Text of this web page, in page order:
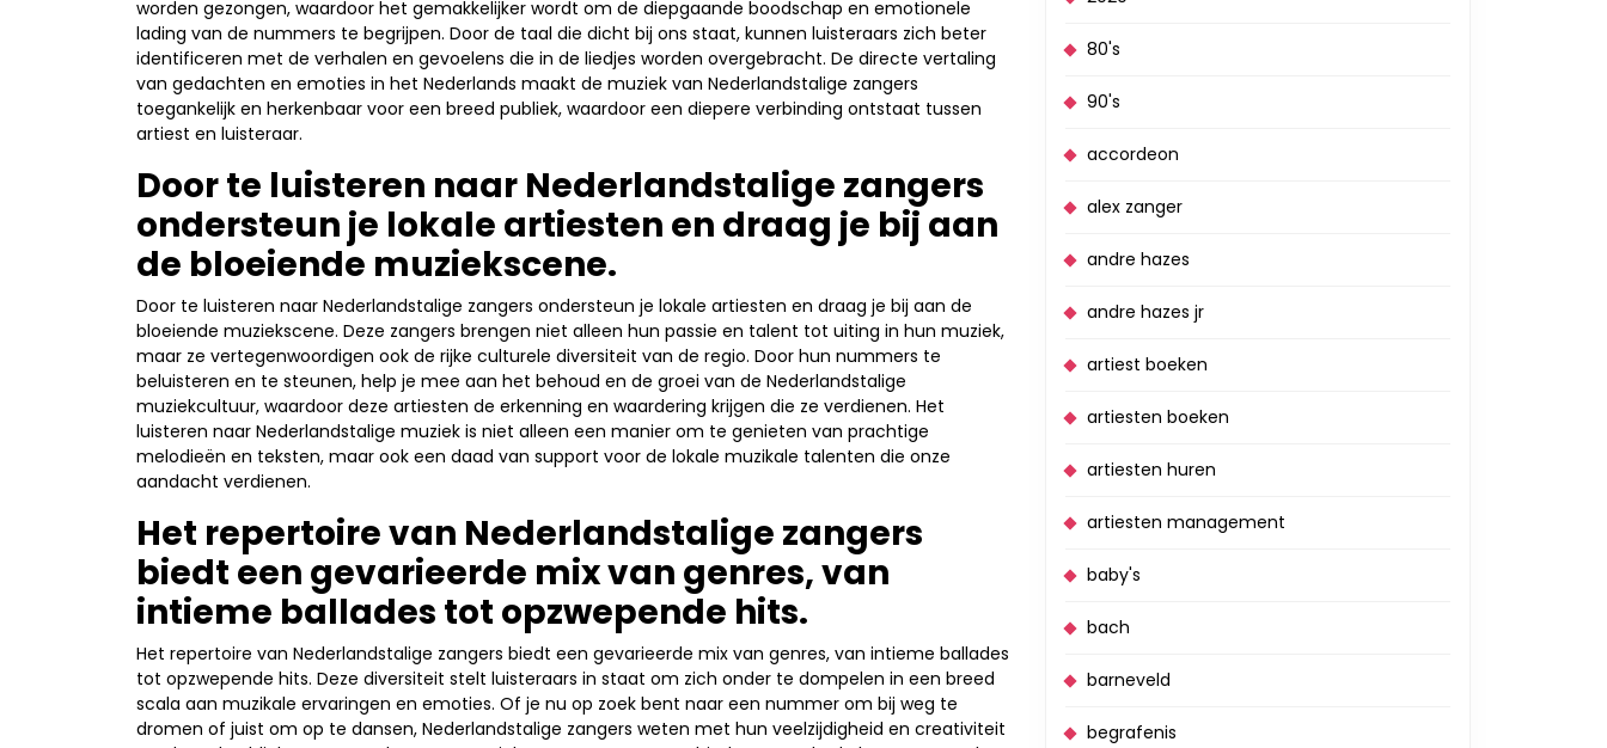
worden gezongen, waardoor het gemakkelijker wordt om de diepgaande boodschap en emotionele
lading van de nummers te begrijpen. Door de taal die dicht bij ons staat, kunnen luisteraars zich beter
identificeren met de verhalen en gevoelens die in de liedjes worden overgebracht. De directe vertaling
van gedachten en emoties in het Nederlands maakt de muziek van Nederlandstalige zangers
toegankelijk en herkenbaar voor een breed publiek, waardoor een diepere verbinding ontstaat tussen
artiest en luisteraar.
Door te luisteren naar Nederlandstalige zangers
ondersteun je lokale artiesten en draag je bij aan
de bloeiende muziekscene.
Door te luisteren naar Nederlandstalige zangers ondersteun je lokale artiesten en draag je bij aan de
bloeiende muziekscene. Deze zangers brengen niet alleen hun passie en talent tot uiting in hun muziek,
maar ze vertegenwoordigen ook de rijke culturele diversiteit van de regio. Door hun nummers te
beluisteren en te steunen, help je mee aan het behoud en de groei van de Nederlandstalige
muziekcultuur, waardoor deze artiesten de erkenning en waardering krijgen die ze verdienen. Het
luisteren naar Nederlandstalige muziek is niet alleen een manier om te genieten van prachtige
melodieën en teksten, maar ook een daad van support voor de lokale muzikale talenten die onze
aandacht verdienen.
Het repertoire van Nederlandstalige zangers
biedt een gevarieerde mix van genres, van
intieme ballades tot opzwepende hits.
Het repertoire van Nederlandstalige zangers biedt een gevarieerde mix van genres, van intieme ballades
tot opzwepende hits. Deze diversiteit stelt luisteraars in staat om zich onder te dompelen in een breed
scala aan muzikale ervaringen en emoties. Of je nu op zoek bent naar een nummer om bij weg te
dromen of juist om op te dansen, Nederlandstalige zangers weten met hun veelzijdigheid en creativiteit
80's
90's
accordeon
alex zanger
andre hazes
andre hazes jr
artiest boeken
artiesten boeken
artiesten huren
artiesten management
baby's
bach
barneveld
begrafenis